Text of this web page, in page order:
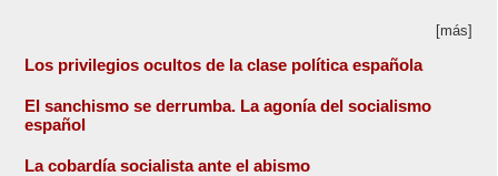
[más]
Los privilegios ocultos de la clase política española
El sanchismo se derrumba. La agonía del socialismo
español
La cobardía socialista ante el abismo